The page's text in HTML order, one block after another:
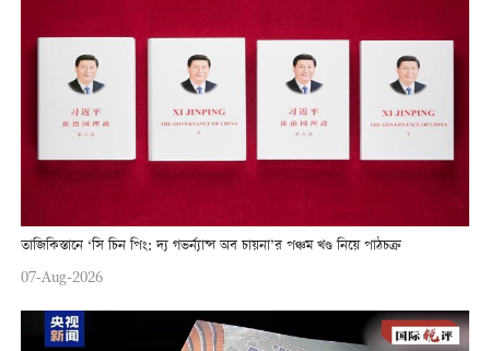
তাজিকিস্তানে ‘সি চিন পিং: দ্য গভর্ন্যান্স অব চায়না’র পঞ্চম খণ্ড নিয়ে পাঠচক্র
07-Aug-2026